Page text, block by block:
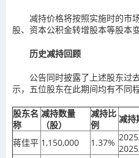
减持价格将按照实施时的市
股、资本公积金转增股本等股本
历史减持回顾
公告同时披露了上述股东过
示，五位股东在此期间均有不同
股东名
称
减持数量
（股）
减持比
例
减持
蒋佳平 1,150,000 1.37%